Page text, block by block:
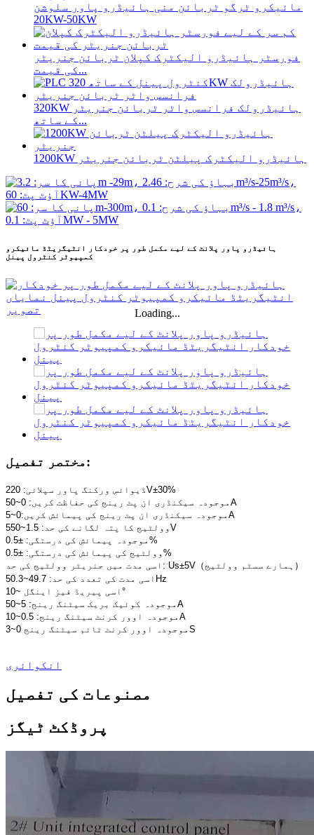
مائیکرو ٹرگو ٹربائن منی ہائیڈرو پاور سلوشن
20KW-50KW
فورسٹر ہائیڈرو الیکٹرک کپلان ٹربائن جنریٹر
کی قیمت...
320KW ہائیڈرولک فرانسس واٹر ٹربائن جنریٹر
کے ساتھ...
1200KW ہائیڈرو الیکٹرک پیلٹن ٹربائن جنریٹر
ہائیڈرو پاور پلانٹ کے لیے مکمل طور پر خودکار انٹیگریٹڈ مائیکرو
کمپیوٹر کنٹرول پینل
Loading...
مختصر تفصیل:
ڈیوائس ورکنگ پاور سپلائی: 220V±30%
موجودہ سیکنڈری ان پٹ رینج کی حفاظت کریں: 0~50A
موجودہ سیکنڈری ان پٹ رینج کی پیمائش کریں:0~5A
وولٹیج کا پتہ لگانے کی حد: 1.5~550V
موجودہ پیمائش کی درستگی: ±0.5%
وولٹیج کی پیمائش کی درستگی: ±0.5%
اسی مدت میں جنریٹر وولٹیج کی حد: Us±5V（ہمارے سسٹم وولٹیج）
اسی مدت کی تعدد کی حد: 49.7~50.3Hz
اسی پیریڈ فیز اینگل ~10°
موجودہ کوئیک بریک سیٹنگ رینج: 5~50A
موجودہ اوور کرنٹ سیٹنگ رینج: 0.5~10A
موجودہ اوور کرنٹ ٹائم سیٹنگ رینج 0~3S
انکوائری
مصنوعات کی تفصیل
پروڈکٹ ٹیگز